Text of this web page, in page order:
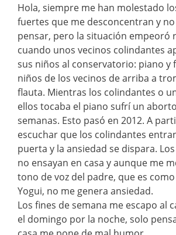
Hola, siempre me han molestado
fuertes que me desconcentran y
pensar, pero la situación empeoró
cuando unos vecinos colindantes
sus niños al conservatorio: piano y
niños de los vecinos de arriba a
flauta. Mientras los colindantes o
ellos tocaba el piano sufrí un
semanas. Esto pasó en 2012. A
escuchar que los colindantes
puerta y la ansiedad se dispara.
no ensayan en casa y aunque me
tono de voz del padre, que es
Yogui, no me genera ansiedad.
Los fines de semana me escapo al
el domingo por la noche, solo